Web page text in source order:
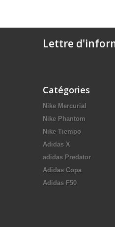
Lettre
Catégories
Nike Mercurial
Nike Phantom
Nike Tiempo
Adidas X
adidas Predator
Adidas Copa
Adidas F50